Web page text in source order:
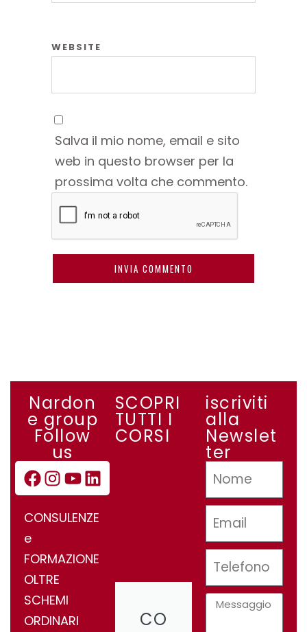
WEBSITE
Salva il mio nome, email e sito
web in questo browser per la
prossima volta che commento.
Nardon
e group
Follow
us
CONSULENZE
e
FORMAZIONE
OLTRE
SCHEMI
ORDINARI
SCOPRI
TUTTI I
CORSI
CO
iscriviti
alla
Newslet
ter